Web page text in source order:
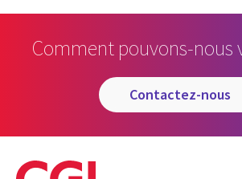
Comment pouvons-nous
contactez-nous